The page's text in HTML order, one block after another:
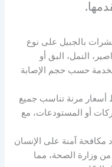
بالجبيل على نوع
النمل، البق أو
حسب حجم الإصابة
أسعار مرنة تناسب جميع
أو المستودعات، مع
آمنة على الإنسان
من وزارة الصحة، مما